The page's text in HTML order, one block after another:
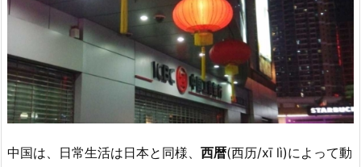
中国は、日常生活は日本と同様、 西暦(西历/xī lì)によって動